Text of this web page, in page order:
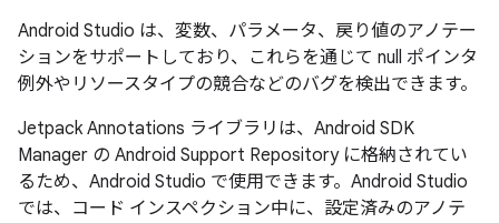
Android Studio は、変数、パラメータ、戻り値のアノテー
ションをサポートしており、これらを通じて null ポインタ
例外やリソースタイプの競合などのバグを検出できます。
Jetpack Annotations ライブラリは、Android SDK
Manager の Android Support Repository に格納されてい
るため、Android Studio で使用できます。Android Studio
では、コード インスペクション中に、設定済みのアノテ